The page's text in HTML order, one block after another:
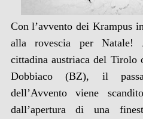
Con l’avvento dei Krampus
alla rovescia per
cittadina austriaca del Tirolo
Dobbiaco (BZ), il
dell’Avvento viene
dall’apertura di una